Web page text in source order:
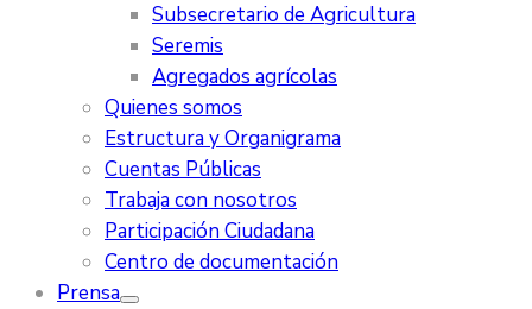
Subsecretario de Agricultura
Seremis
Agregados agrícolas
Quienes somos
Estructura y Organigrama
Cuentas Públicas
Trabaja con nosotros
Participación Ciudadana
Centro de documentación
Prensa